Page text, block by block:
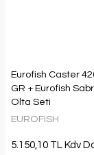
Eurofish Caster
GR + Eurofish
Olta Seti
EUROFISH
5.150,10 TL Kdv